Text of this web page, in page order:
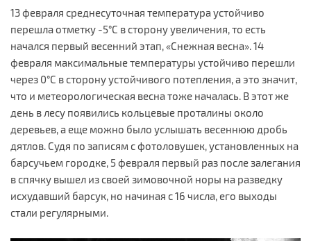
13 февраля среднесуточная температура устойчиво
перешла отметку -5°С в сторону увеличения, то есть
начался первый весенний этап, «Снежная весна». 14
февраля максимальные температуры устойчиво перешли
через 0°С в сторону устойчивого потепления, а это значит,
что и метеорологическая весна тоже началась. В этот же
день в лесу появились кольцевые проталины около
деревьев, а еще можно было услышать весеннюю дробь
дятлов. Судя по записям с фотоловушек, установленных на
барсучьем городке, 5 февраля первый раз после залегания
в спячку вышел из своей зимовочной норы на разведку
исхудавший барсук, но начиная с 16 числа, его выходы
стали регулярными.